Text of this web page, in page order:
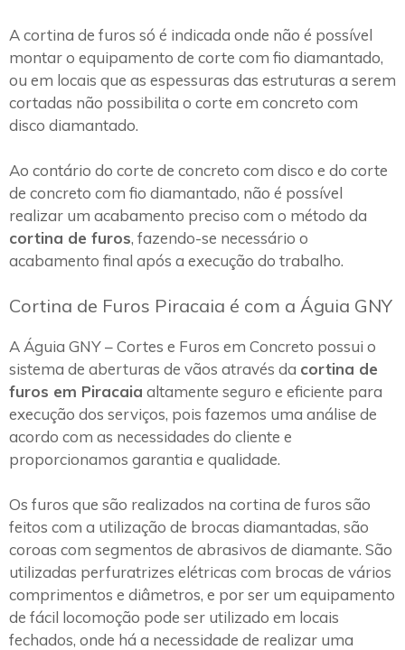
A cortina de furos só é indicada onde não é possível
montar o equipamento de corte com fio diamantado,
ou em locais que as espessuras das estruturas a serem
cortadas não possibilita o corte em concreto com
disco diamantado.
Ao contário do corte de concreto com disco e do corte
de concreto com fio diamantado, não é possível
realizar um acabamento preciso com o método da
cortina de furos, fazendo-se necessário o
acabamento final após a execução do trabalho.
Cortina de Furos Piracaia é com a Águia GNY
A Águia GNY – Cortes e Furos em Concreto possui o
sistema de aberturas de vãos através da cortina de
furos em Piracaia altamente seguro e eficiente para
execução dos serviços, pois fazemos uma análise de
acordo com as necessidades do cliente e
proporcionamos garantia e qualidade.
Os furos que são realizados na cortina de furos são
feitos com a utilização de brocas diamantadas, são
coroas com segmentos de abrasivos de diamante. São
utilizadas perfuratrizes elétricas com brocas de vários
comprimentos e diâmetros, e por ser um equipamento
de fácil locomoção pode ser utilizado em locais
fechados, onde há a necessidade de realizar uma